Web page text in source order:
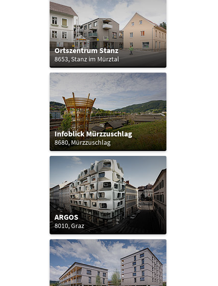
Ortszentrum Stanz
8653, Stanz im Mürztal
Infoblick Mürzzuschlag
8680, Mürzzuschlag
ARGOS
8010, Graz